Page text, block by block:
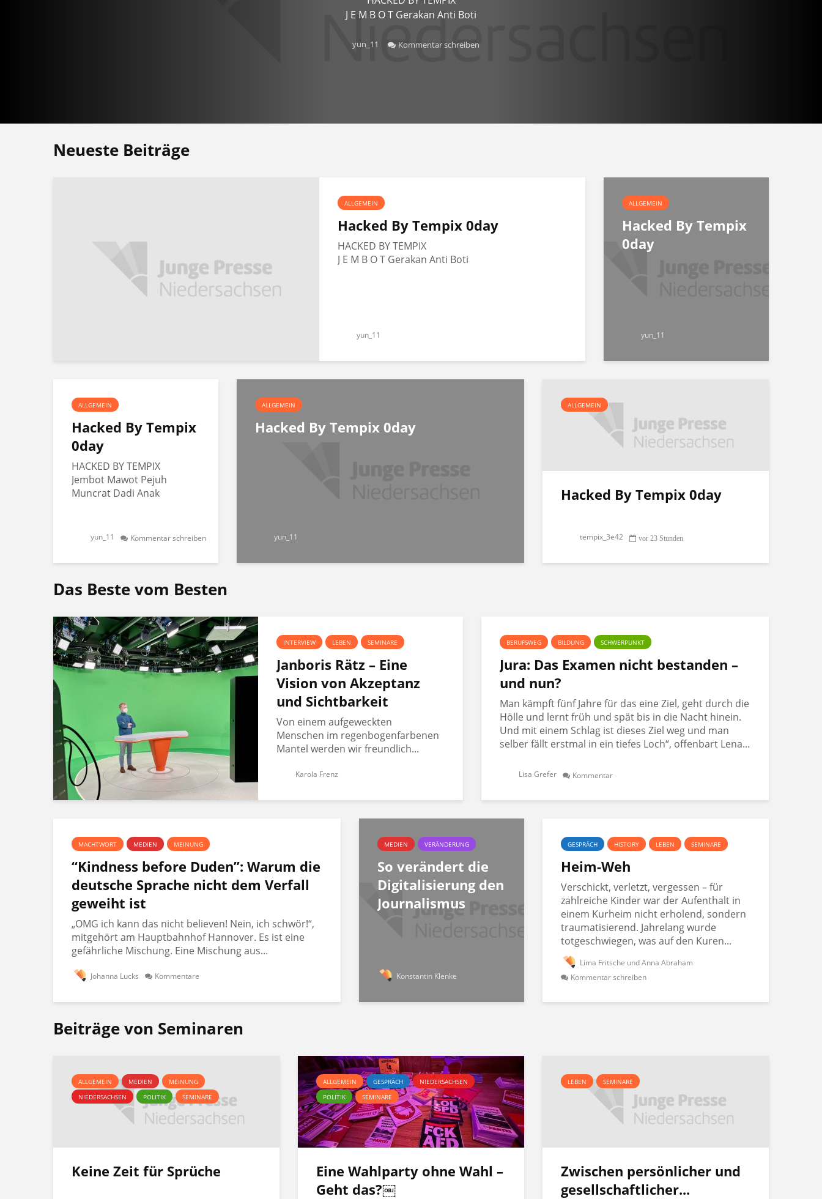
J E M B O T Gerakan Anti Boti
yun_11 Kommentar schreiben
Neueste Beiträge
ALLGEMEIN
Hacked By Tempix 0day
HACKED BY TEMPIX
J E M B O T Gerakan Anti Boti
yun_11
ALLGEMEIN
Hacked By Tempix
0day
yun_11
ALLGEMEIN
Hacked By Tempix
0day
HACKED BY TEMPIX
Jembot Mawot Pejuh
Muncrat Dadi Anak
yun_11 Kommentar schreiben
ALLGEMEIN
Hacked By Tempix 0day
yun_11
ALLGEMEIN
Hacked By Tempix 0day
tempix_3e42 vor 23 Stunden
Das Beste vom Besten
INTERVIEW LEBEN SEMINARE
Janboris Rätz – Eine
Vision von Akzeptanz
und Sichtbarkeit
Von einem aufgeweckten
Menschen im regenbogenfarbenen
Mantel werden wir freundlich...
Karola Frenz
BERUFSWEG BILDUNG SCHWERPUNKT
Jura: Das Examen nicht bestanden –
und nun?
Man kämpft fünf Jahre für das eine Ziel, geht durch die
Hölle und lernt früh und spät bis in die Nacht hinein.
Und mit einem Schlag ist dieses Ziel weg und man
selber fällt erstmal in ein tiefes Loch“, offenbart Lena...
Lisa Grefer Kommentar
MACHTWORT MEDIEN MEINUNG
“Kindness before Duden”: Warum die
deutsche Sprache nicht dem Verfall
geweiht ist
„OMG ich kann das nicht believen! Nein, ich schwör!“,
mitgehört am Hauptbahnhof Hannover. Es ist eine
gefährliche Mischung. Eine Mischung aus...
Johanna Lucks Kommentare
MEDIEN VERÄNDERUNG
So verändert die
Digitalisierung den
Journalismus
Konstantin Klenke
GESPRÄCH HISTORY LEBEN SEMINARE
Heim-Weh
Verschickt, verletzt, vergessen – für
zahlreiche Kinder war der Aufenthalt in
einem Kurheim nicht erholend, sondern
traumatisierend. Jahrelang wurde
totgeschwiegen, was auf den Kuren...
Lima Fritsche und Anna Abraham
Kommentar schreiben
Beiträge von Seminaren
ALLGEMEIN MEDIEN
MEINUNG
NIEDERSACHSEN
POLITIK SEMINARE
Keine Zeit für Sprüche
ALLGEMEIN GESPRÄCH
NIEDERSACHSEN
POLITIK
SEMINARE
Eine Wahlparty ohne Wahl –
Geht das?￼
LEBEN SEMINARE
Zwischen persönlicher und
gesellschaftlicher...